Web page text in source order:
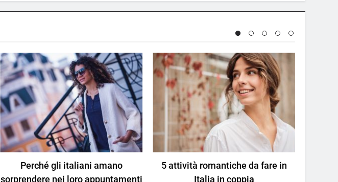
AMORE
Perché gli italiani amano
sorprendere nei loro appuntamenti
AMORE
5 attività romantiche da fare in
Italia in coppia